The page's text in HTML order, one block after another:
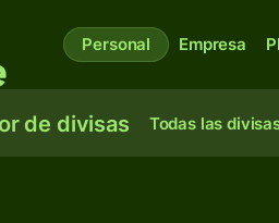
Personal Empresa
de divisas Todas las